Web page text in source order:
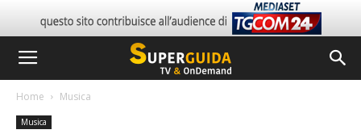
Home Musica
Musica